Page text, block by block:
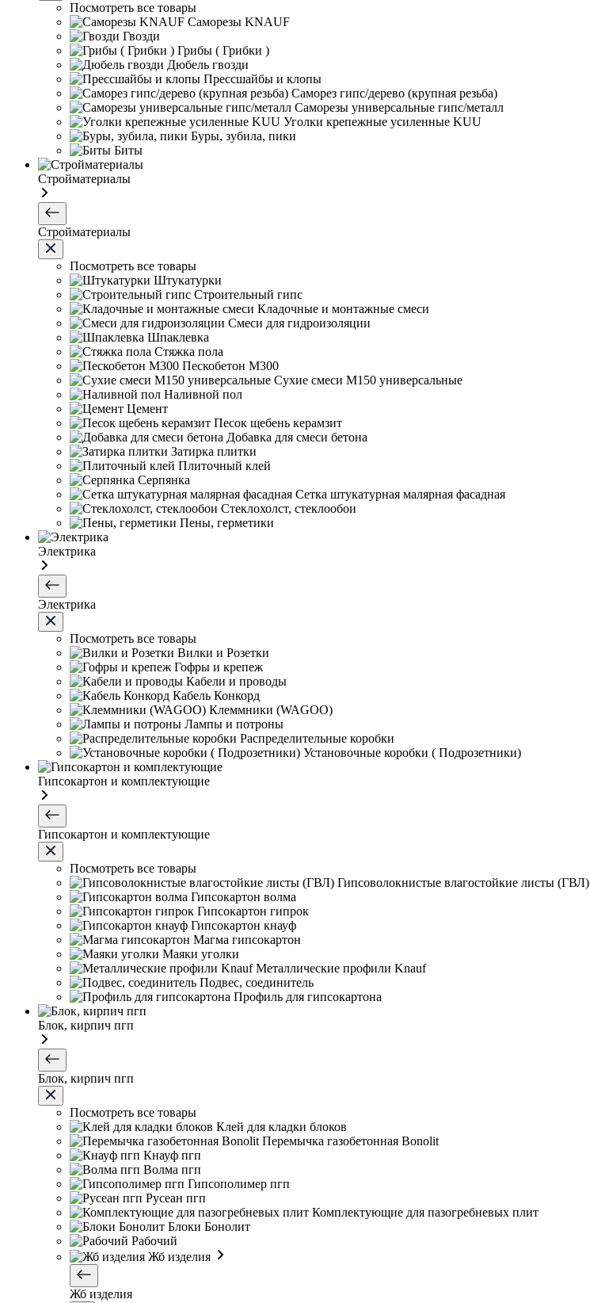
Посмотреть все товары
Саморезы KNAUF
Гвозди
Грибы ( Грибки )
Дюбель гвозди
Прессшайбы и клопы
Саморез гипс/дерево (крупная резьба)
Саморезы универсальные гипс/металл
Уголки крепежные усиленные KUU
Буры, зубила, пики
Биты
Стройматериалы
Стройматериалы
Посмотреть все товары
Штукатурки
Строительный гипс
Кладочные и монтажные смеси
Смеси для гидроизоляции
Шпаклевка
Стяжка пола
Пескобетон М300
Сухие смеси М150 универсальные
Наливной пол
Цемент
Песок щебень керамзит
Добавка для смеси бетона
Затирка плитки
Плиточный клей
Серпянка
Сетка штукатурная малярная фасадная
Стеклохолст, стеклообои
Пены, герметики
Электрика
Электрика
Посмотреть все товары
Вилки и Розетки
Гофры и крепеж
Кабели и проводы
Кабель Конкорд
Клеммники (WAGOО)
Лампы и потроны
Распределительные коробки
Установочные коробки ( Подрозетники)
Гипсокартон и комплектующие
Гипсокартон и комплектующие
Посмотреть все товары
Гипсоволокнистые влагостойкие листы (ГВЛ)
Гипсокартон волма
Гипсокартон гипрок
Гипсокартон кнауф
Магма гипсокартон
Маяки уголки
Металлические профили Knauf
Подвес, соединитель
Профиль для гипсокартона
Блок, кирпич пгп
Блок, кирпич пгп
Посмотреть все товары
Клей для кладки блоков
Перемычка газобетонная Bonolit
Кнауф пгп
Волма пгп
Гипсополимер пгп
Русеан пгп
Комплектующие для пазогребневых плит
Блоки Бонолит
Рабочий
Жб изделия
Жб изделия